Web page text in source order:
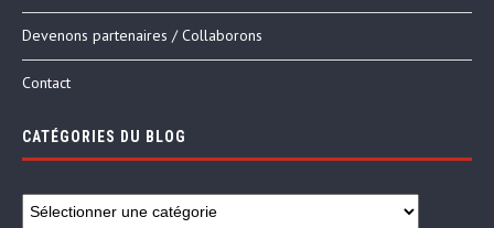
Devenons partenaires / Collaborons
Contact
CATÉGORIES DU BLOG